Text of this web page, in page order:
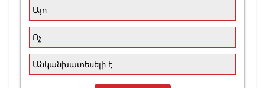
Այո
Ոչ
Անկանխատեսելի է